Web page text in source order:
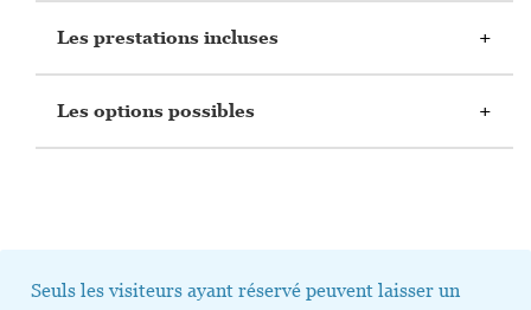
Les prestations incluses
Les options possibles
Seuls les visiteurs ayant réservé peuvent laisser un